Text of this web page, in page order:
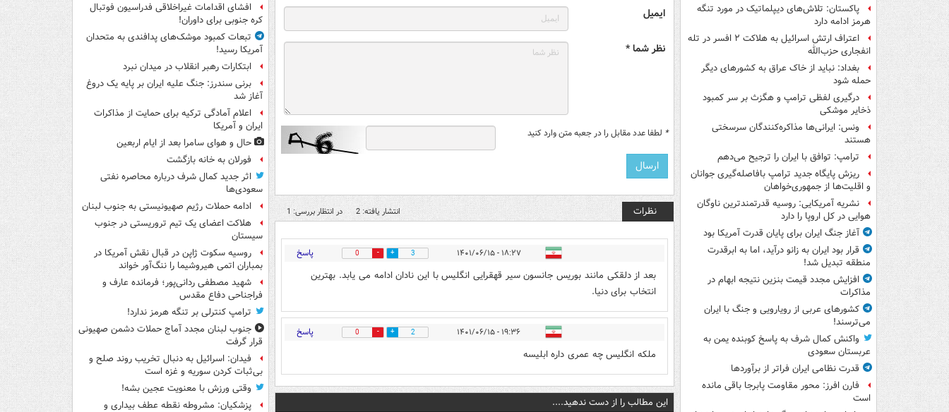
پاکستان: تلاش‌های دیپلماتیک در مورد تنگه
هرمز ادامه دارد
اعتراف ارتش اسرائیل به هلاکت ۲ افسر در تله
انفجاری حزب‌الله
بغداد: نباید از خاک عراق به کشورهای دیگر
حمله شود
درگیری لفظی ترامپ و هگزث بر سر کمبود
ذخایر موشکی
ونس: ایرانی‌ها مذاکره‌کنندگان سرسختی
هستند
ترامپ: توافق با ایران را ترجیح می‌دهم
ریزش پایگاه جدید ترامپ بافاصله‌گیری جوانان
و اقلیت‌ها از جمهوری‌خواهان
نشریه آمریکایی: روسیه قدرتمندترین ناوگان
هوایی در کل اروپا را دارد
آغاز جنگ ایران برای پایان قدرت آمریکا بود
قرار بود ایران به زانو درآید، اما به ابرقدرت
منطقه تبدیل شد!
افزایش مجدد قیمت بنزین نتیجه ابهام در
مذاکرات
کشورهای عربی از رویارویی و جنگ با ایران
می‌ترسند!
واکنش کمال شرف به پاسخ کوبنده یمن به
عربستان سعودی
قدرت نظامی ایران فراتر از برآوردها
فارن افرز: محور مقاومت پابرجا باقی مانده
است
ایمیل
نظر شما *
* لطفا عدد مقابل را در جعبه متن وارد کنید
نظرات انتشار یافته: 2 در انتظار بررسی: 1
۱۸:۲۷ - ۱۴۰۱/۰۶/۱۵ 3
0 پاسخ
بعد از دلقکی مانند بوریس جانسون سیر قهقرایی انگلیس با این نادان ادامه می یابد. بهترین
انتخاب برای دنیا.
۱۹:۳۶ - ۱۴۰۱/۰۶/۱۵ 2
0 پاسخ
ملکه انگلیس چه عمری داره ابلیسه
این مطالب را از دست ندهید....
افشای اقدامات غیراخلاقی فدراسیون فوتبال
کره جنوبی برای داوران!
تبعات کمبود موشک‌های پدافندی به متحدان
آمریکا رسید!
ابتکارات رهبر انقلاب در میدان نبرد
برنی سندرز: جنگ علیه ایران بر پایه یک دروغ
آغاز شد
اعلام آمادگی ترکیه برای حمایت از مذاکرات
ایران و آمریکا
حال و هوای سامرا بعد از ایام اربعین
فورلان به خانه بازگشت
اثر جدید کمال شرف درباره محاصره نفتی
سعودی‌ها
ادامه حملات رژیم صهیونیستی به جنوب لبنان
هلاکت اعضای یک تیم تروریستی در جنوب
سیستان
روسیه سکوت ژاپن در قبال نقش آمریکا در
بمباران اتمی هیروشیما را ننگ‌آور خواند
شهید مصطفی ردانی‌پور؛ فرمانده عارف و
فراجناحی دفاع مقدس
ترامپ کنترلی بر تنگه هرمز ندارد!
جنوب لبنان مجدد آماج حملات دشمن صهیونی
قرار گرفت
فیدان: اسرائیل به دنبال تخریب روند صلح و
بی‌ثبات کردن سوریه و غزه است
وقتی ورزش با معنویت عجین بشه!
پزشکیان: مشروطه نقطه عطف بیداری و